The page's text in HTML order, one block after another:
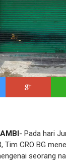
- Pada hari
Tim CRO BG
seorang